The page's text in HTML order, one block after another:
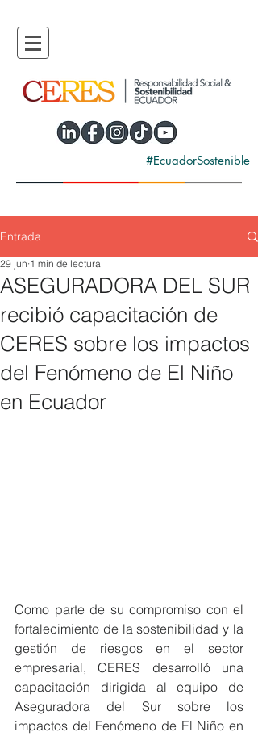
#EcuadorSostenible
Entrada
ASEGURADORA DEL SUR
recibió capacitación de
CERES sobre los impactos
del Fenómeno de El Niño
en Ecuador
29 jun 1 min de lectura
Como parte de su compromiso con el
fortalecimiento de la sostenibilidad y la
gestión de riesgos en el sector
empresarial, CERES desarrolló una
capacitación dirigida al equipo de
Aseguradora del Sur sobre los
impactos del Fenómeno de El Niño en